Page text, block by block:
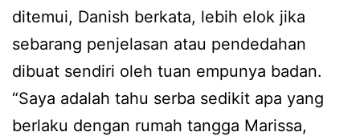
ditemui, Danish berkata, lebih elok jika
sebarang penjelasan atau pendedahan
dibuat sendiri oleh tuan empunya badan.
“Saya adalah tahu serba sedikit apa yang
berlaku dengan rumah tangga Marissa,